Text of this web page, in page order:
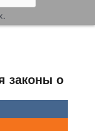
законы о